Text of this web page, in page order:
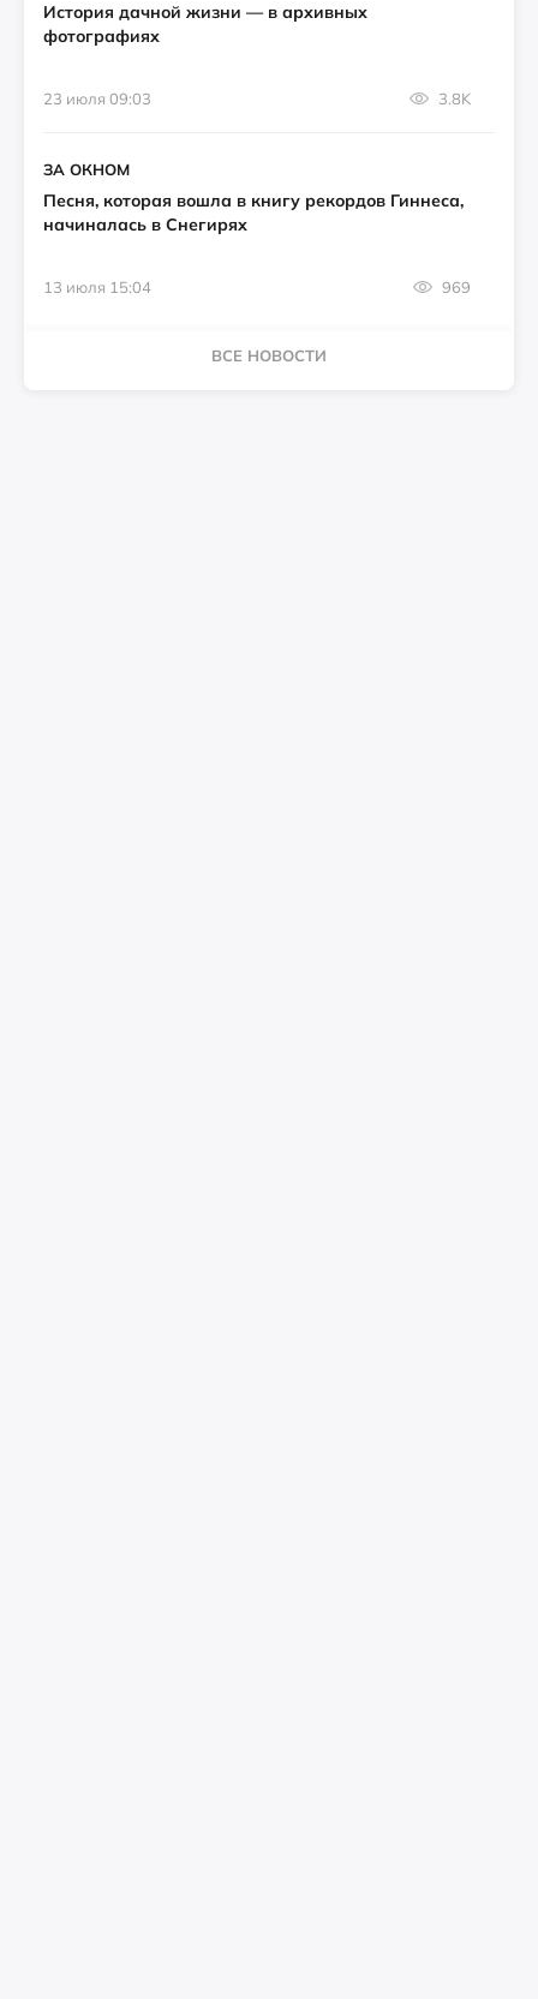
История дачной жизни — в архивных
фотографиях
23 июля 09:03 3.8K
ЗА ОКНОМ
Песня, которая вошла в книгу рекордов Гиннеса,
начиналась в Снегирях
13 июля 15:04 969
ВСЕ НОВОСТИ